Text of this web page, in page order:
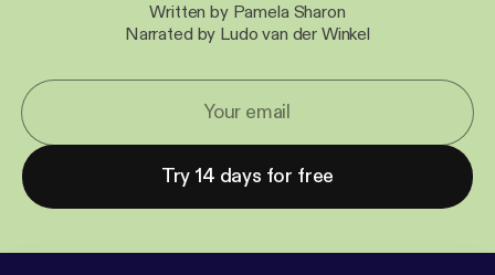
Written by Pamela Sharon
Narrated by Ludo van der Winkel
Try 14 days for free